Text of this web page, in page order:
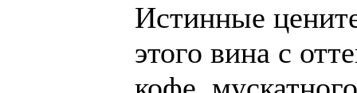
Истинные
этого вина с